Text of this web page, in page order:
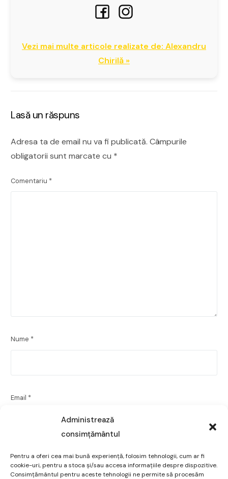
Administrează
consimțământul
Pentru a oferi cea mai bună experiență, folosim tehnologii, cum ar fi
cookie-uri, pentru a stoca și/sau accesa informațiile despre dispozitive.
Consimțământul pentru aceste tehnologii ne permite să procesăm
Vezi mai multe articole realizate de: Alexandru
Chirilă »
Lasă un răspuns
Adresa ta de email nu va fi publicată. Câmpurile
obligatorii sunt marcate cu *
Comentariu *
Nume *
Email *
Site web